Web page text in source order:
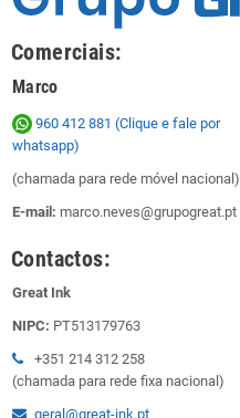
Comerciais:
Marco
960 412 881 (Clique e fale por
whatsapp)
(chamada para rede móvel nacional)
E-mail: marco.neves@grupogreat.pt
Contactos:
Great Ink
NIPC: PT513179763
+351 214 312 258
(chamada para rede fixa nacional)
geral@great-ink.pt